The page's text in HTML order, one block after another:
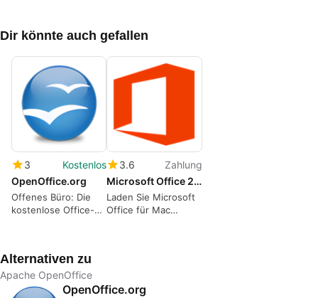
Dir könnte auch gefallen
3
Kostenlos
OpenOffice.org
Offenes Büro: Die
kostenlose Office-
3.6
Zahlung
Microsoft Office 2016
Laden Sie Microsoft
Office für Mac
Alternativen zu
Apache OpenOffice
OpenOffice.org